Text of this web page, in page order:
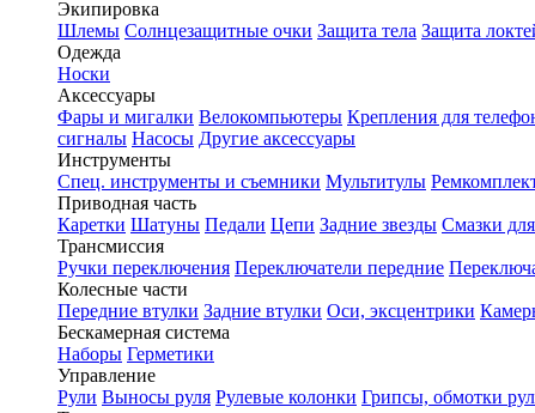
Экипировка
Шлемы Солнцезащитные очки Защита тела Защита
Одежда
Носки
Аксессуары
Фары и мигалки Велокомпьютеры Крепления для
сигналы Насосы Другие аксессуары
Инструменты
Спец. инструменты и съемники Мультитулы
Приводная часть
Каретки Шатуны Педали Цепи Задние звезды Смазки
Трансмиссия
Ручки переключения Переключатели передние
Колесные части
Передние втулки Задние втулки Оси, эксцентрики
Бескамерная система
Наборы Герметики
Управление
Рули Выносы руля Рулевые колонки Грипсы, обмотки